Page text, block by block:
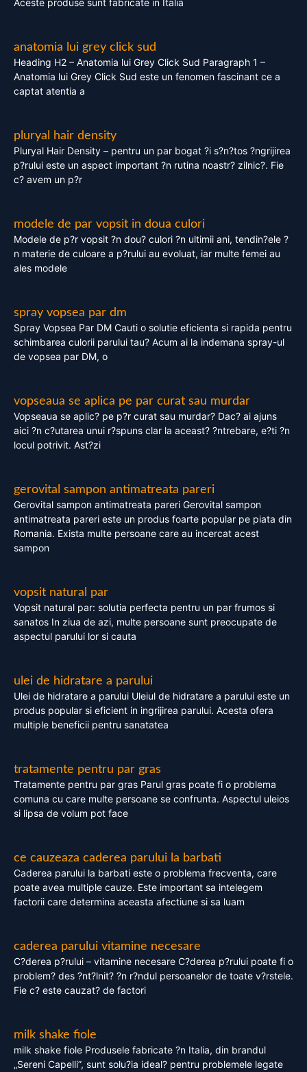
Aceste produse sunt fabricate in Italia
anatomia lui grey click sud
Heading H2 – Anatomia lui Grey Click Sud Paragraph 1 –
Anatomia lui Grey Click Sud este un fenomen fascinant ce a
captat atentia a
pluryal hair density
Pluryal Hair Density – pentru un par bogat ?i s?n?tos ?ngrijirea
p?rului este un aspect important ?n rutina noastr? zilnic?. Fie
c? avem un p?r
modele de par vopsit in doua culori
Modele de p?r vopsit ?n dou? culori ?n ultimii ani, tendin?ele ?
n materie de culoare a p?rului au evoluat, iar multe femei au
ales modele
spray vopsea par dm
Spray Vopsea Par DM Cauti o solutie eficienta si rapida pentru
schimbarea culorii parului tau? Acum ai la indemana spray-ul
de vopsea par DM, o
vopseaua se aplica pe par curat sau murdar
Vopseaua se aplic? pe p?r curat sau murdar? Dac? ai ajuns
aici ?n c?utarea unui r?spuns clar la aceast? ?ntrebare, e?ti ?n
locul potrivit. Ast?zi
gerovital sampon antimatreata pareri
Gerovital sampon antimatreata pareri Gerovital sampon
antimatreata pareri este un produs foarte popular pe piata din
Romania. Exista multe persoane care au incercat acest
sampon
vopsit natural par
Vopsit natural par: solutia perfecta pentru un par frumos si
sanatos In ziua de azi, multe persoane sunt preocupate de
aspectul parului lor si cauta
ulei de hidratare a parului
Ulei de hidratare a parului Uleiul de hidratare a parului este un
produs popular si eficient in ingrijirea parului. Acesta ofera
multiple beneficii pentru sanatatea
tratamente pentru par gras
Tratamente pentru par gras Parul gras poate fi o problema
comuna cu care multe persoane se confrunta. Aspectul uleios
si lipsa de volum pot face
ce cauzeaza caderea parului la barbati
Caderea parului la barbati este o problema frecventa, care
poate avea multiple cauze. Este important sa intelegem
factorii care determina aceasta afectiune si sa luam
caderea parului vitamine necesare
C?derea p?rului – vitamine necesare C?derea p?rului poate fi o
problem? des ?nt?lnit? ?n r?ndul persoanelor de toate v?rstele.
Fie c? este cauzat? de factori
milk shake fiole
milk shake fiole Produsele fabricate ?n Italia, din brandul
„Sereni Capelli”, sunt solu?ia ideal? pentru problemele legate